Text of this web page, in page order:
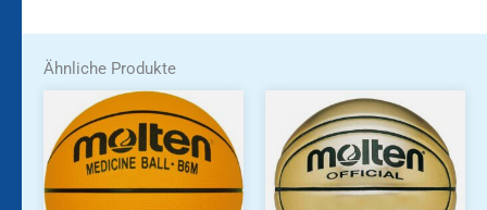
Ähnliche Produkte
Dieses
Produkt
weist
mehrere
Varianten